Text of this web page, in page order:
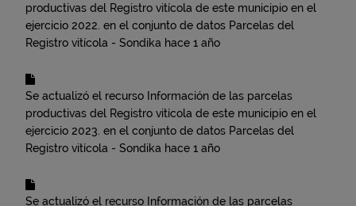
productivas del Registro vitícola de este municipio en el
ejercicio 2022. en el conjunto de datos Parcelas del
Registro vitícola - Sondika hace 1 año
Se actualizó el recurso Información de las parcelas
productivas del Registro vitícola de este municipio en el
ejercicio 2023. en el conjunto de datos Parcelas del
Registro vitícola - Sondika hace 1 año
Se actualizó el recurso Información de las parcelas